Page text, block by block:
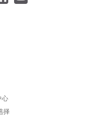
们共享您的想法，以便我们进
心
择